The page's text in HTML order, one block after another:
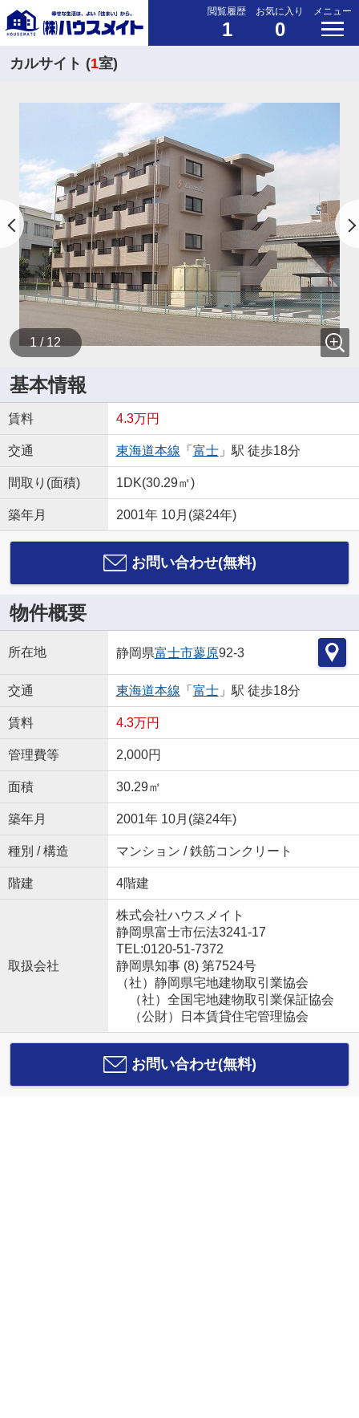
閲覧履歴
1
お気に入り
0
メニュー
カルサイト (1室)
1 / 12
基本情報
賃料 4.3万円
交通 東海道本線 「 富士」駅 徒歩18分
間取り(面積) 1DK(30.29㎡)
築年月 2001年 10月(築24年)
お問い合わせ(無料)
物件概要
所在地 静岡県富士市蓼原92-3
交通 東海道本線 「 富士」駅 徒歩18分
賃料 4.3万円
管理費等 2,000円
面積 30.29㎡
築年月 2001年 10月(築24年)
種別 / 構造 マンション / 鉄筋コンクリート
階建 4階建
取扱会社
株式会社ハウスメイト
静岡県富士市伝法3241-17
TEL:0120-51-7372
静岡県知事 (8) 第7524号
（社）静岡県宅地建物取引業協会
（社）全国宅地建物取引業保証協会
（公財）日本賃貸住宅管理協会
お問い合わせ(無料)